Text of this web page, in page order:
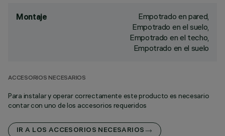
Montaje
Empotrado en pared,
Empotrado en el suelo,
Empotrado en el techo,
Empotrado en el suelo
ACCESORIOS NECESARIOS
Para instalar y operar correctamente este producto es necesario
contar con uno de los accesorios requeridos
IR A LOS ACCESORIOS NECESARIOS